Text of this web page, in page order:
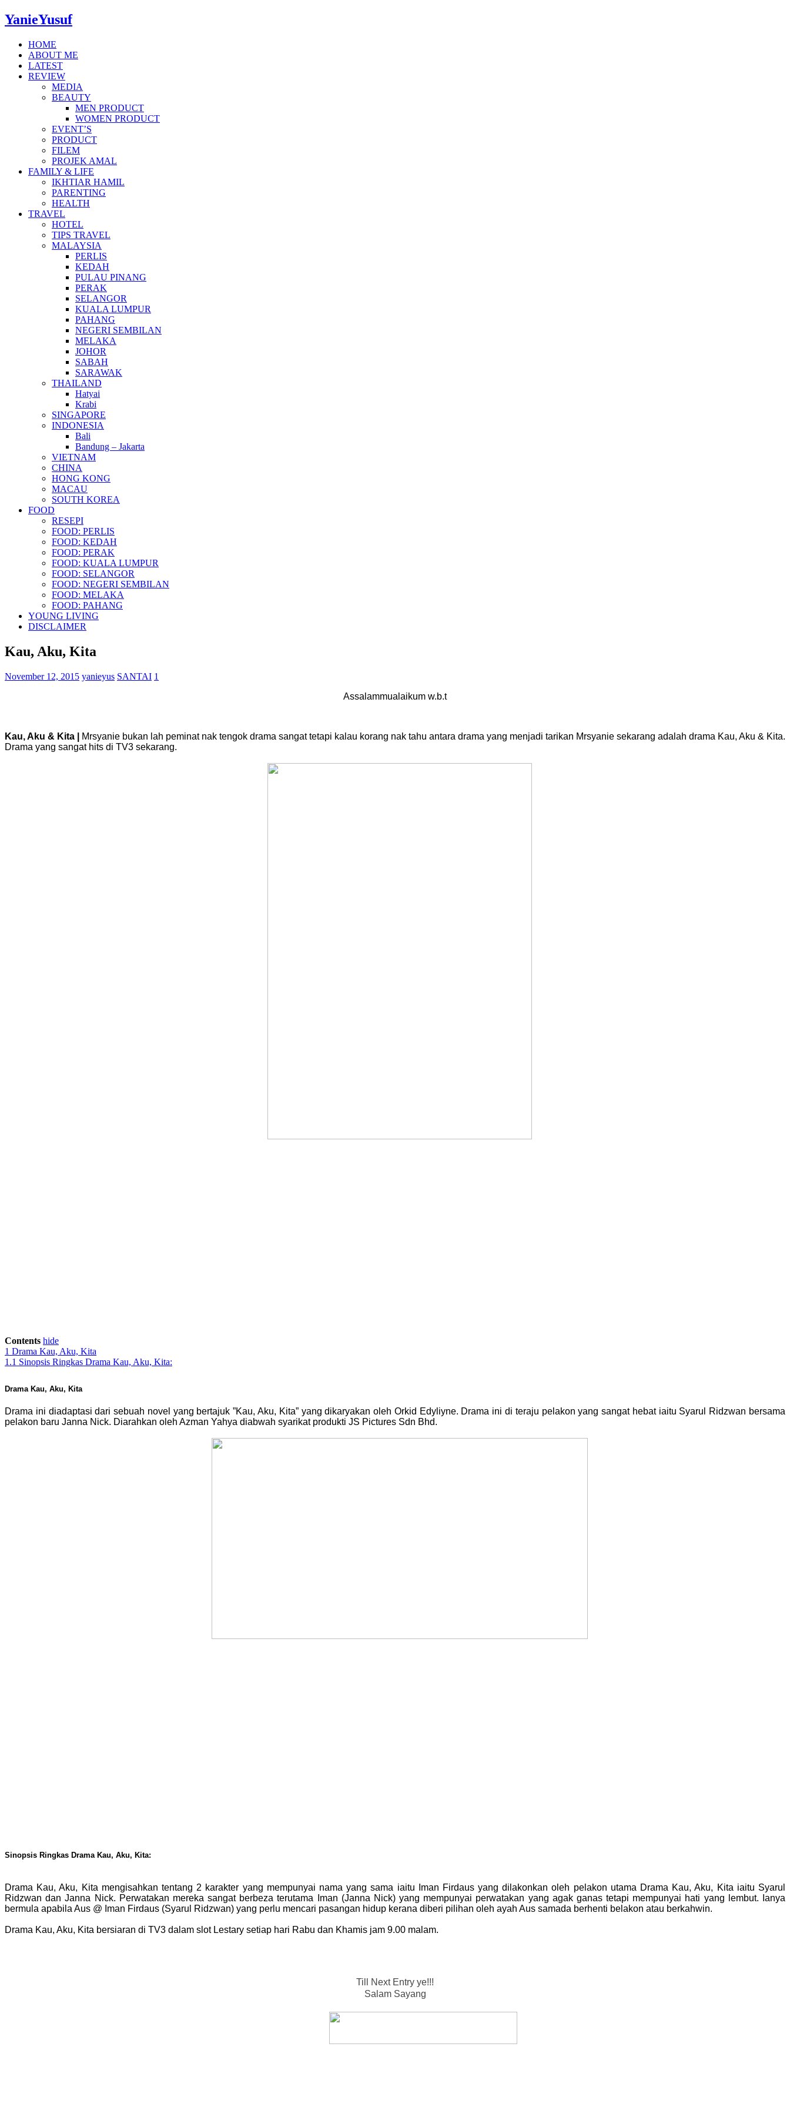
YanieYusuf
HOME
ABOUT ME
LATEST
REVIEW
MEDIA
BEAUTY
MEN PRODUCT
WOMEN PRODUCT
EVENT’S
PRODUCT
FILEM
PROJEK AMAL
FAMILY & LIFE
IKHTIAR HAMIL
PARENTING
HEALTH
TRAVEL
HOTEL
TIPS TRAVEL
MALAYSIA
PERLIS
KEDAH
PULAU PINANG
PERAK
SELANGOR
KUALA LUMPUR
PAHANG
NEGERI SEMBILAN
MELAKA
JOHOR
SABAH
SARAWAK
THAILAND
Hatyai
Krabi
SINGAPORE
INDONESIA
Bali
Bandung – Jakarta
VIETNAM
CHINA
HONG KONG
MACAU
SOUTH KOREA
FOOD
RESEPI
FOOD: PERLIS
FOOD: KEDAH
FOOD: PERAK
FOOD: KUALA LUMPUR
FOOD: SELANGOR
FOOD: NEGERI SEMBILAN
FOOD: MELAKA
FOOD: PAHANG
YOUNG LIVING
DISCLAIMER
Kau, Aku, Kita
November 12, 2015 yanieyus SANTAI 1
Assalammualaikum w.b.t
Kau, Aku & Kita |
Mrsyanie bukan lah peminat nak tengok drama sangat tetapi kalau korang nak tahu antara drama yang menjadi tarikan Mrsyanie sekarang adalah drama Kau, Aku & Kita.
Drama yang sangat hits di TV3 sekarang.
Contents hide
1 Drama Kau, Aku, Kita
1.1 Sinopsis Ringkas Drama Kau, Aku, Kita:
Drama Kau, Aku, Kita
Drama ini diadaptasi dari sebuah novel yang bertajuk ”Kau, Aku, Kita” yang dikaryakan oleh Orkid Edyliyne. Drama ini di teraju pelakon yang sangat hebat iaitu Syarul Ridzwan bersama
pelakon baru Janna Nick. Diarahkan oleh Azman Yahya diabwah syarikat produkti JS Pictures Sdn Bhd.
Sinopsis Ringkas Drama Kau, Aku, Kita:
Drama Kau, Aku, Kita mengisahkan tentang 2 karakter yang mempunyai nama yang sama iaitu Iman Firdaus yang dilakonkan oleh pelakon utama Drama Kau, Aku, Kita iaitu Syarul
Ridzwan dan Janna Nick. Perwatakan mereka sangat berbeza terutama Iman (Janna Nick) yang mempunyai perwatakan yang agak ganas tetapi mempunyai hati yang lembut. Ianya
bermula apabila Aus @ Iman Firdaus (Syarul Ridzwan) yang perlu mencari pasangan hidup kerana diberi pilihan oleh ayah Aus samada berhenti belakon atau berkahwin.
Drama Kau, Aku, Kita bersiaran di TV3 dalam slot Lestary setiap hari Rabu dan Khamis jam 9.00 malam.
Till Next Entry ye!!!
Salam Sayang